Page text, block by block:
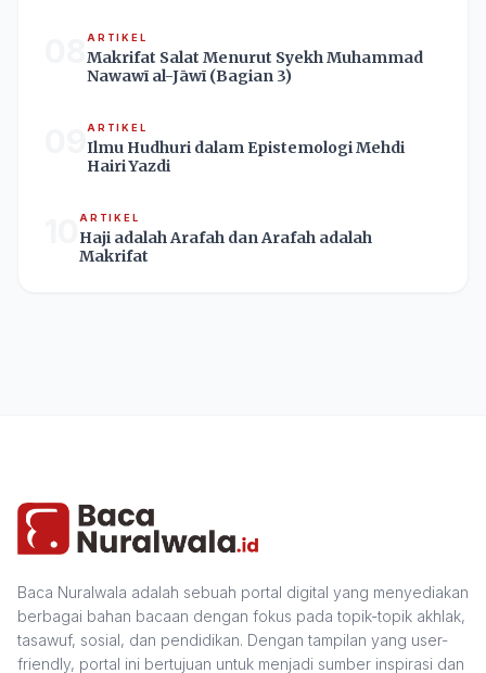
ARTIKEL
Makrifat Salat Menurut Syekh Muhammad
Nawawī al-Jāwī (Bagian 3)
ARTIKEL
Ilmu Hudhuri dalam Epistemologi Mehdi
Hairi Yazdi
ARTIKEL
Haji adalah Arafah dan Arafah adalah
Makrifat
Baca Nuralwala adalah sebuah portal digital yang menyediakan
berbagai bahan bacaan dengan fokus pada topik-topik akhlak,
tasawuf, sosial, dan pendidikan. Dengan tampilan yang user-
friendly, portal ini bertujuan untuk menjadi sumber inspirasi dan